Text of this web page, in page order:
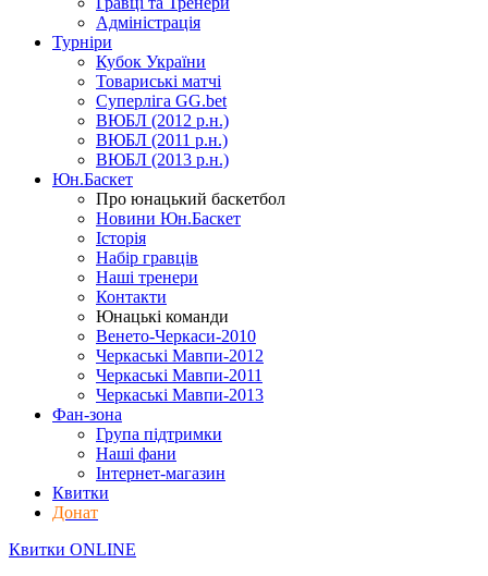
Адміністрація
Турніри
Кубок України
Товариські матчі
Суперліга GG.bet
ВЮБЛ (2012 р.н.)
ВЮБЛ (2011 р.н.)
ВЮБЛ (2013 р.н.)
Юн.Баскет
Про юнацький баскетбол
Новини Юн.Баскет
Історія
Набір гравців
Наші тренери
Контакти
Юнацькі команди
Венето-Черкаси-2010
Черкаські Мавпи-2012
Черкаські Мавпи-2011
Черкаські Мавпи-2013
Фан-зона
Група підтримки
Наші фани
Інтернет-магазин
Квитки
Донат
Квитки ONLINE